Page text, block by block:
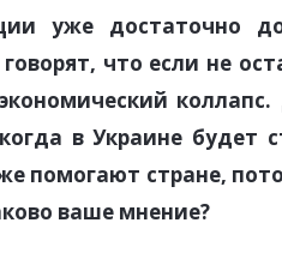
уже достаточно
что если не
в Украине будет
помогают стране,
ваше мнение?